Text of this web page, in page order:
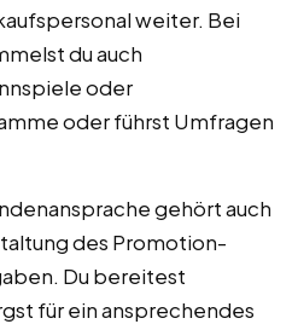
weiter. Bei
du auch
oder
oder führst Umfragen
gehört auch
des Promotion-
Du bereitest
für ein ansprechendes